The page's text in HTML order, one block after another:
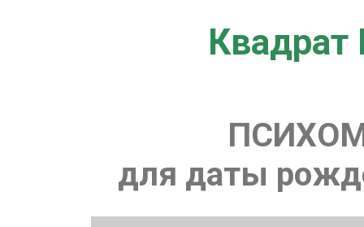
Квадрат
для даты